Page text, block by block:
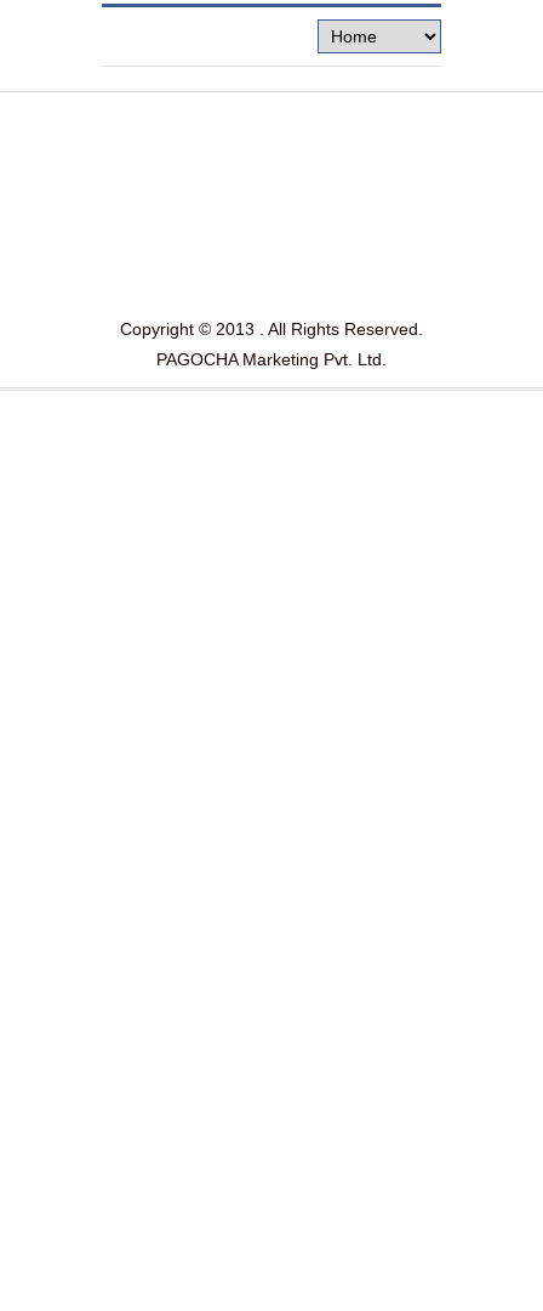
Copyright © 2013 . All Rights Reserved.
PAGOCHA Marketing Pvt. Ltd.